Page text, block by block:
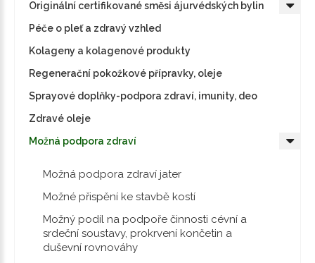
Originální certifikované směsi ájurvédských bylin
Péče o pleť a zdravý vzhled
Kolageny a kolagenové produkty
Regenerační pokožkové přípravky, oleje
Sprayové doplňky-podpora zdraví, imunity, deo
Zdravé oleje
Možná podpora zdraví
Možná podpora zdraví jater
Možné přispění ke stavbě kostí
Možný podíl na podpoře činnosti cévní a
srdeční soustavy, prokrvení končetin a
duševní rovnováhy